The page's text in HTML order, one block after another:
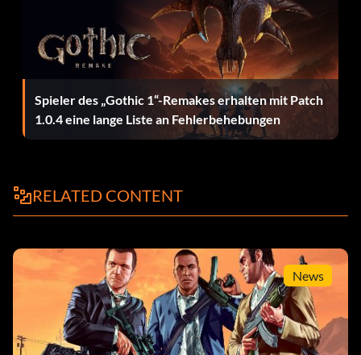
Spieler des „Gothic 1“-Remakes erhalten mit Patch
1.0.4 eine lange Liste an Fehlerbehebungen
RELATED CONTENT
News